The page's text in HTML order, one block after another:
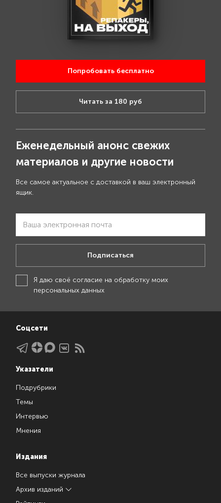
Попробовать бесплатно
Читать за 180 руб
Еженедельный анонс свежих
материалов и другие новости
Все самое актуальное с доставкой в ваш электронный
ящик.
Подписаться
Я даю своё согласие на обработку моих
персональных данных
Соцсети
Указатели
Подрубрики
Темы
Интервью
Мнения
Издания
Все выпуски журнала
Архив изданий